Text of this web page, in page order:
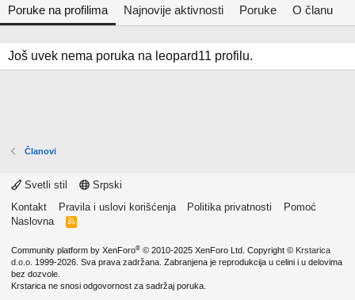
Poruke na profilima Najnovije aktivnosti Poruke O članu
Još uvek nema poruka na leopard11 profilu.
Članovi
Svetli stil
Srpski
Kontakt
Pravila i uslovi korišćenja Politika privatnosti
Pomoć
Naslovna
R
Community platform by XenForo® © 2010-2025 XenForo Ltd. Copyright © Krstarica
d.o.o. 1999-2026. Sva prava zadržana. Zabranjena je reprodukcija u celini i u delovima
bez dozvole.
Krstarica ne snosi odgovornost za sadržaj poruka.